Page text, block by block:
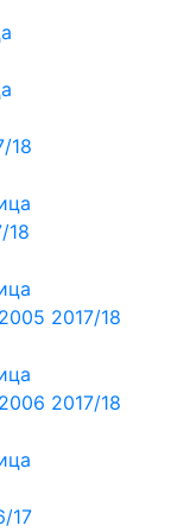
18
18
2017/18
2017/18
17